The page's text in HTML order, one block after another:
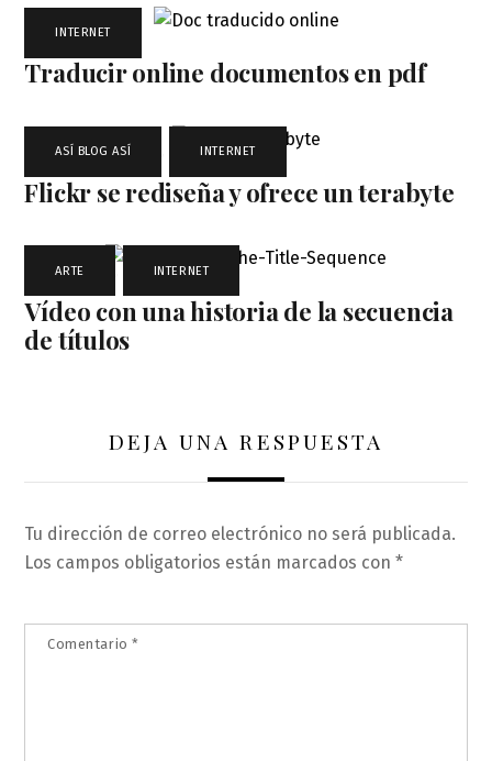
INTERNET
Traducir online documentos en pdf
ASÍ BLOG ASÍ INTERNET
Flickr se rediseña y ofrece un terabyte
ARTE INTERNET
Vídeo con una historia de la secuencia
de títulos
DEJA UNA RESPUESTA
Tu dirección de correo electrónico no será publicada.
Los campos obligatorios están marcados con*
Comentario*